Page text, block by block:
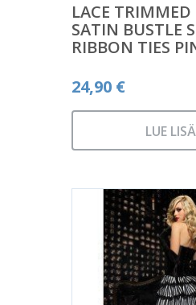
LACE TRIMMED
SATIN BUSTLE
RIBBON TIES
24,90 €
LUE